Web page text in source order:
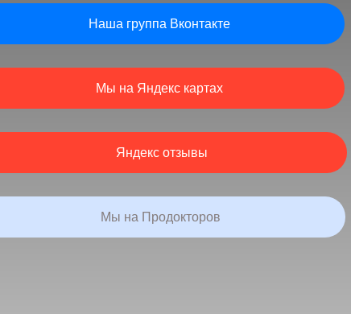
Наша группа Вконтакте
Мы на Яндекс картах
Яндекс отзывы
Мы на Продокторов